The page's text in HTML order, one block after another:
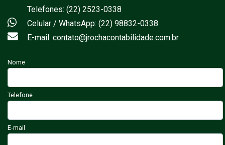
Telefones: (22) 2523-0338
Celular / WhatsApp: (22) 98832-0338
E-mail: contato@jrochacontabilidade.com.br
Nome
Telefone
E-mail